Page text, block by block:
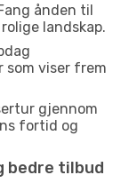
ånden til
landskap.
viser frem
gjennom
fortid og
bedre tilbud